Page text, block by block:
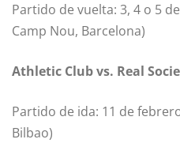
Partido de vuelta: 3, 4 o 5
Camp Nou, Barcelona)
Athletic Club vs. Real
Partido de ida: 11 de
Bilbao)